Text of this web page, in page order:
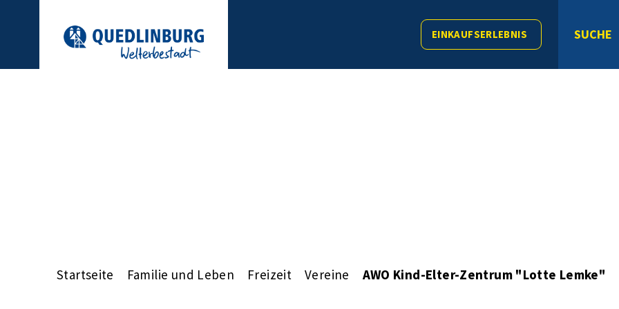
EINKAUFSERLEBNIS SUCHE
Startseite Familie und Leben Freizeit Vereine AWO Kind-Elter-Zentrum "Lotte Lemke"